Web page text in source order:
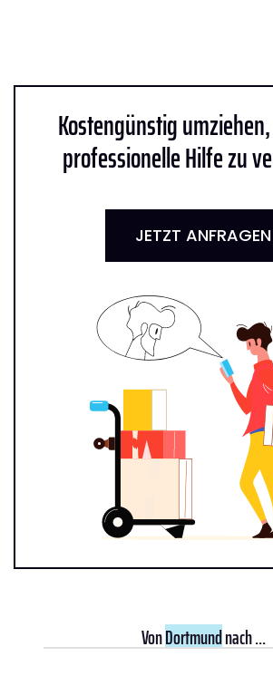
Kostengünstig
professionelle Hilfe zu
JETZT ANFRAGEN
VonDortmundnach ...